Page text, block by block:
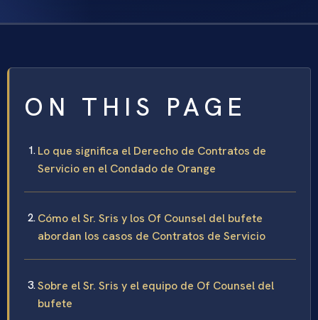
ON THIS PAGE
Lo que significa el Derecho de Contratos de
Servicio en el Condado de Orange
Cómo el Sr. Sris y los Of Counsel del bufete
abordan los casos de Contratos de Servicio
Sobre el Sr. Sris y el equipo de Of Counsel del
bufete